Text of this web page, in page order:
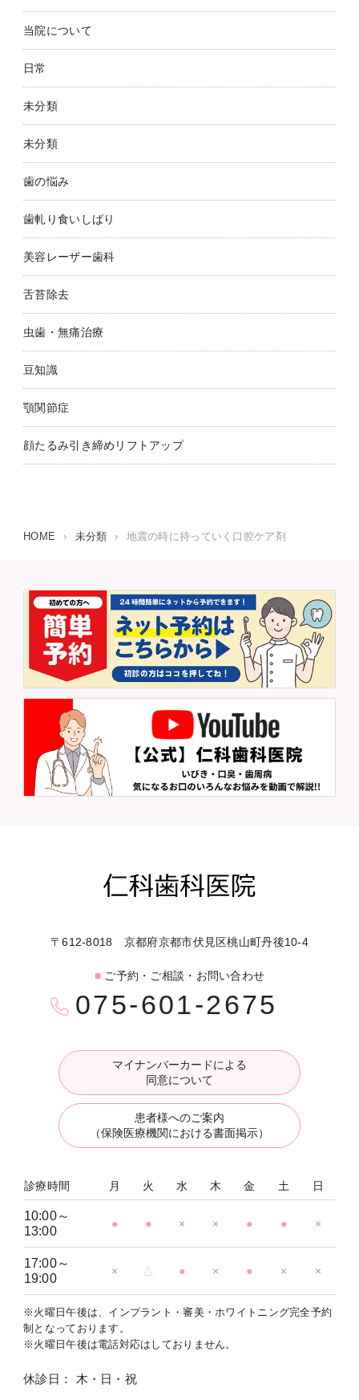
当院について
日常
未分類
未分類
歯の悩み
歯軋り食いしばり
美容レーザー歯科
舌苔除去
虫歯・無痛治療
豆知識
顎関節症
顔たるみ引き締めリフトアップ
HOME › 未分類 › 地震の時に持っていく口腔ケア剤
〒612-8018 京都府京都市伏見区桃山町丹後10-4
■ ご予約・ご相談・お問い合わせ
075-601-2675
マイナンバーカードによる
同意について
患者様へのご案内
（保険医療機関における書面掲示）
診療時間 月 火 水 木 金 土 日
10:00～
13:00
● ● × × ● ● ×
17:00～
19:00
× △ ● × ● × ×
※火曜日午後は、インプラント・審美・ホワイトニング完全予約
制となっております。
※火曜日午後は電話対応はしておりません。
休診日： 木・日・祝